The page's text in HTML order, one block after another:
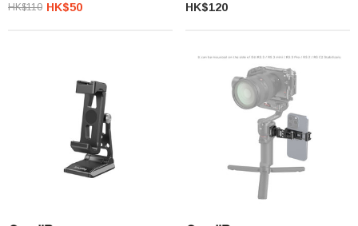
HK$110 HK$50 HK$120